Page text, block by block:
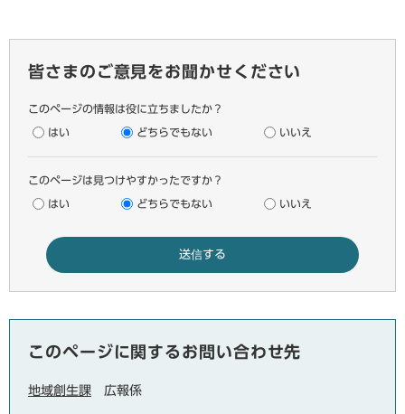
皆さまのご意見をお聞かせください
このページの情報は役に立ちましたか？
はい どちらでもない いいえ
このページは見つけやすかったですか？
はい どちらでもない いいえ
このページに関するお問い合わせ先
地域創生課 広報係